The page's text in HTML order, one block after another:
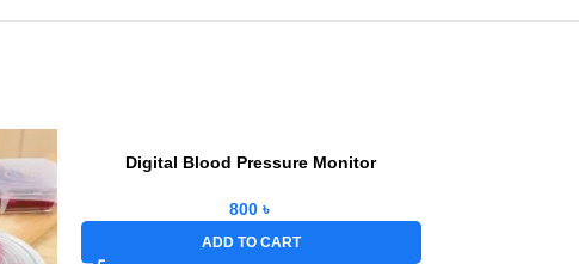
Digital Blood Pressure Monitor
800 ৳
ADD TO CART